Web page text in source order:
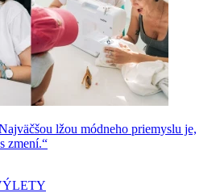
lžou módneho priemyslu je,
zmení.“